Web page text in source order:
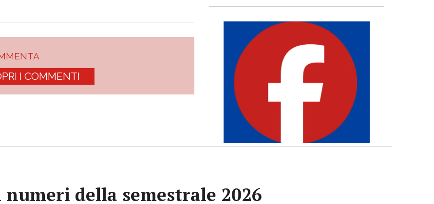
I COMMENTI
della semestrale 2026